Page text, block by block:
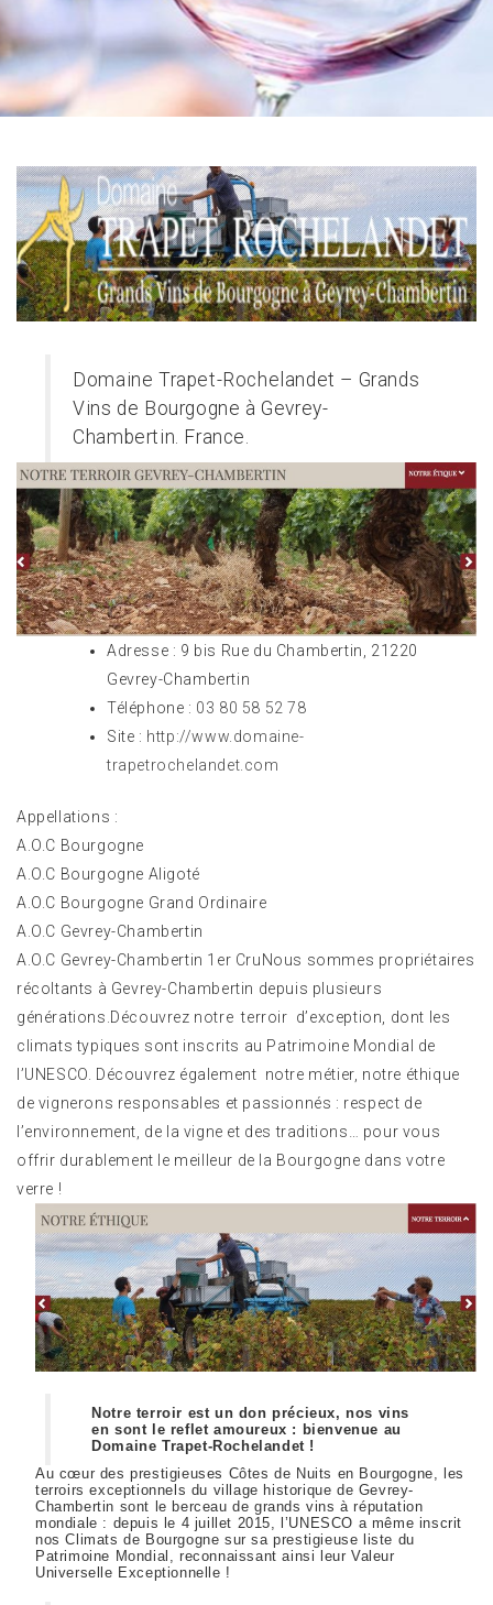
Domaine Trapet-Rochelandet – Grands
Vins de Bourgogne à Gevrey-
Chambertin. France.
Adresse : 9 bis Rue du Chambertin, 21220
Gevrey-Chambertin
Téléphone : 03 80 58 52 78
Site : http://www.domaine-
trapetrochelandet.com
Appellations :
A.O.C Bourgogne
A.O.C Bourgogne Aligoté
A.O.C Bourgogne Grand Ordinaire
A.O.C Gevrey-Chambertin
A.O.C Gevrey-Chambertin 1er CruNous sommes propriétaires
récoltants à Gevrey-Chambertin depuis plusieurs
générations.Découvrez notre terroir d’exception, dont les
climats typiques sont inscrits au Patrimoine Mondial de
l’UNESCO. Découvrez également notre métier, notre éthique
de vignerons responsables et passionnés : respect de
l’environnement, de la vigne et des traditions… pour vous
offrir durablement le meilleur de la Bourgogne dans votre
verre !
Notre terroir est un don précieux, nos vins
en sont le reflet amoureux : bienvenue au
Domaine Trapet-Rochelandet !
Au cœur des prestigieuses Côtes de Nuits en Bourgogne, les
terroirs exceptionnels du village historique de Gevrey-
Chambertin sont le berceau de grands vins à réputation
mondiale : depuis le 4 juillet 2015, l’UNESCO a même inscrit
nos Climats de Bourgogne sur sa prestigieuse liste du
Patrimoine Mondial, reconnaissant ainsi leur Valeur
Universelle Exceptionnelle !